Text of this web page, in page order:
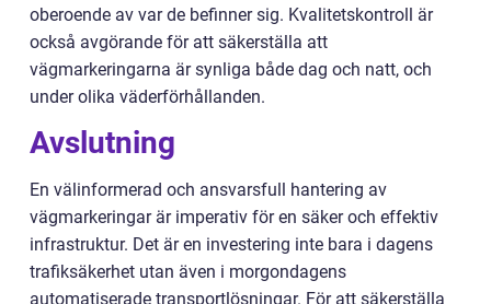
oberoende av var de befinner sig. Kvalitetskontroll är
också avgörande för att säkerställa att
vägmarkeringarna är synliga både dag och natt, och
under olika väderförhållanden.
Avslutning
En välinformerad och ansvarsfull hantering av
vägmarkeringar är imperativ för en säker och effektiv
infrastruktur. Det är en investering inte bara i dagens
trafiksäkerhet utan även i morgondagens
automatiserade transportlösningar. För att säkerställa